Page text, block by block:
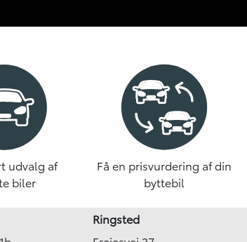
udvalg af
biler
Få en prisvurdering af din
byttebil
Ringsted